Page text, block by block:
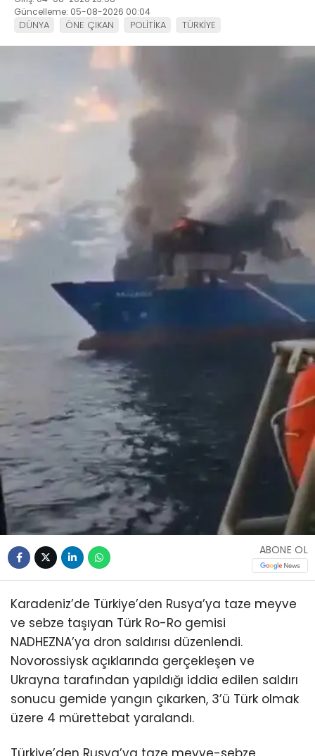
Güncelleme: 05-08-2026 00:04
DÜNYA ÖNE ÇIKAN POLİTİKA TÜRKİYE
ABONE OL
Karadeniz’de Türkiye’den Rusya’ya taze meyve
ve sebze taşıyan Türk Ro-Ro gemisi
NADHEZNA’ya dron saldırısı düzenlendi.
Novorossiysk açıklarında gerçekleşen ve
Ukrayna tarafından yapıldığı iddia edilen saldırı
sonucu gemide yangın çıkarken, 3’ü Türk olmak
üzere 4 mürettebat yaralandı.